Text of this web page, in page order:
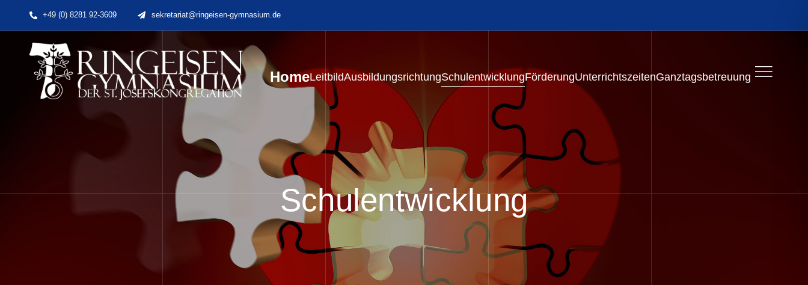
content
+49 (0) 8281 92-3609 sekretariat@ringeisen-gymnasium.de
HomeLeitbildAusbildungsrichtungSchulentwicklungFörderungUnterrichtszeitenGanztagsbetreuung
Schulentwicklung